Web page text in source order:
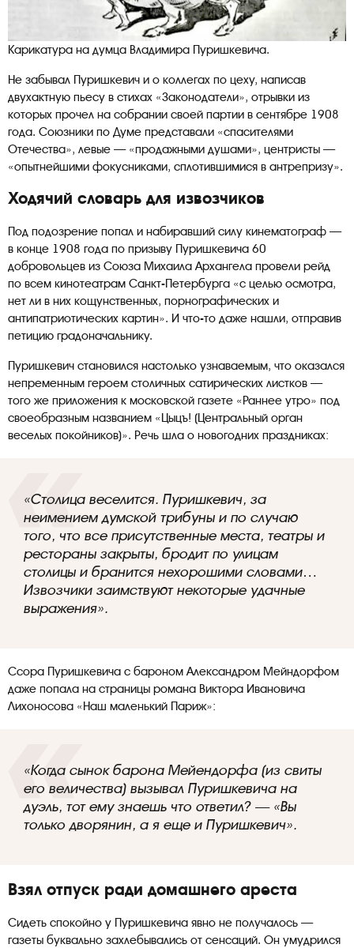
Карикатура на думца Владимира Пуришкевича.
Не забывал Пуришкевич и о коллегах по цеху, написав
двухактную пьесу в стихах «Законодатели», отрывки из
которых прочел на собрании своей партии в сентябре 1908
года. Союзники по Думе представали «спасителями
Отечества», левые — «продажными душами», центристы —
«опытнейшими фокусниками, сплотившимися в антрепризу».
Ходячий словарь для извозчиков
Под подозрение попал и набиравший силу кинематограф —
в конце 1908 года по призыву Пуришкевича 60
добровольцев из Союза Михаила Архангела провели рейд
по всем кинотеатрам Санкт-Петербурга «с целью осмотра,
нет ли в них кощунственных, порнографических и
антипатриотических картин». И что-то даже нашли, отправив
петицию градоначальнику.
Пуришкевич становился настолько узнаваемым, что оказался
непременным героем столичных сатирических листков —
того же приложения к московской газете «Раннее утро» под
своеобразным названием «Цыцъ! (Центральный орган
веселых покойников)». Речь шла о новогодних праздниках:
«Столица веселится. Пуришкевич, за
неимением думской трибуны и по случаю
того, что все присутственные места, театры и
рестораны закрыты, бродит по улицам
столицы и бранится нехорошими словами…
Извозчики заимствуют некоторые удачные
выражения».
Ссора Пуришкевича с бароном Александром Мейндорфом
даже попала на страницы романа Виктора Ивановича
Лихоносова «Наш маленький Париж»:
«Когда сынок барона Мейендорфа (из свиты
его величества) вызывал Пуришкевича на
дуэль, тот ему знаешь что ответил? — «Вы
только дворянин, а я еще и Пуришкевич».
Взял отпуск ради домашнего ареста
Сидеть спокойно у Пуришкевича явно не получалось —
газеты буквально захлебывались от сенсаций. Он умудрился